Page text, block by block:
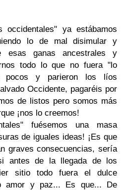
occidentales" ya estábamos
lo de mal disimular y
esas ganas ancestrales y
todo lo que no fuera "lo
pocos y parieron los líos
Occidente, pagaréis por
de listos pero somos más
¡nos lo creemos!
fuésemos una masa
de iguales ideas! ¡Es que
graves consecuencias, sería
antes de la llegada de los
sitio todo fuera el dulce
amor y paz... Es que... De